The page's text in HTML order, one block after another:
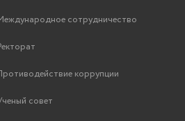
сотрудничество
коррупции
совет